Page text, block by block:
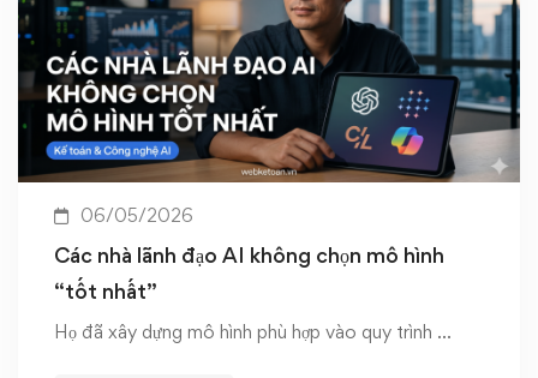
06/05/2026
Các nhà lãnh đạo AI không chọn mô hình
“tốt nhất”
Họ đã xây dựng mô hình phù hợp vào quy trình …